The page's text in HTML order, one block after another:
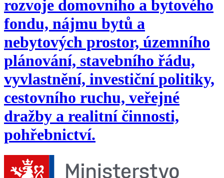
rozvoje domovního a bytového
fondu, nájmu bytů a
nebytových prostor, územního
plánování, stavebního řádu,
vyvlastnění, investiční politiky,
cestovního ruchu, veřejné
dražby a realitní činnosti,
pohřebnictví.